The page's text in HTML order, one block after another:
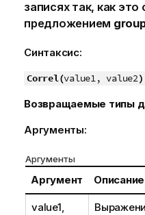
записях так, как
предложением
Синтаксис:
Correl(value1, value2)
Возвращаемые типы
Аргументы:
Аргументы
Аргумент Описание
value1,